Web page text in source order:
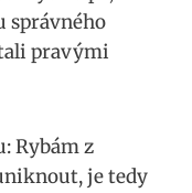
správného
pravými
Rybám z
je tedy